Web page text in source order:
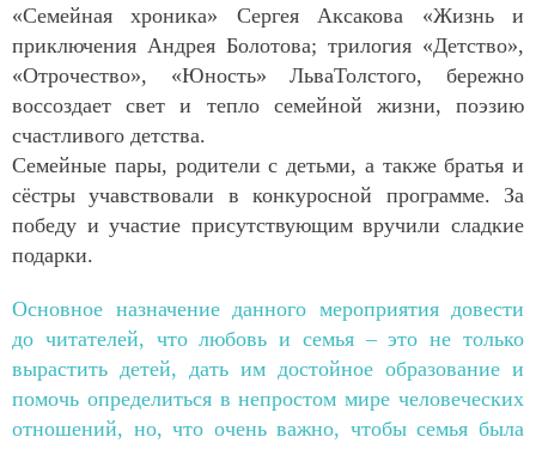
«Семейная хроника» Сергея Аксакова «Жизнь и
приключения Андрея Болотова; трилогия «Детство»,
«Отрочество», «Юность» ЛьваТолстого, бережно
воссоздает свет и тепло семейной жизни, поэзию
счастливого детства.
Семейные пары, родители с детьми, а также братья и
сёстры учавствовали в конкуросной программе. За
победу и участие присутствующим вручили сладкие
подарки.
Основное назначение данного мероприятия довести
до читателей, что любовь и семья – это не только
вырастить детей, дать им достойное образование и
помочь определиться в непростом мире человеческих
отношений, но, что очень важно, чтобы семья была